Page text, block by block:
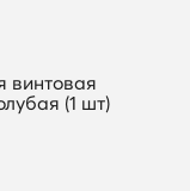
винтовая
(1 шт)